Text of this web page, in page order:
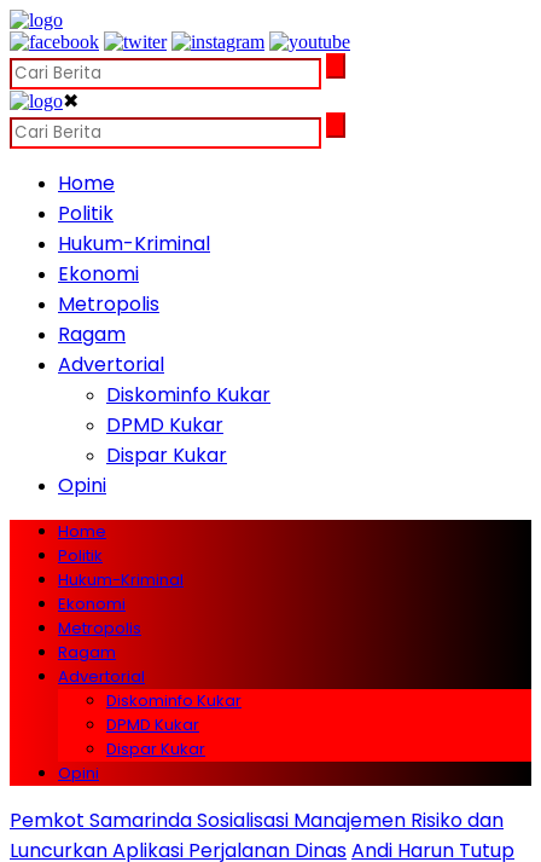
✖
Home
Politik
Hukum-Kriminal
Ekonomi
Metropolis
Ragam
Advertorial
Diskominfo Kukar
DPMD Kukar
Dispar Kukar
Opini
Home
Politik
Hukum-Kriminal
Ekonomi
Metropolis
Ragam
Advertorial
Diskominfo Kukar
DPMD Kukar
Dispar Kukar
Opini
Pemkot Samarinda Sosialisasi Manajemen Risiko dan
Luncurkan Aplikasi Perjalanan DinasAndi Harun Tutup